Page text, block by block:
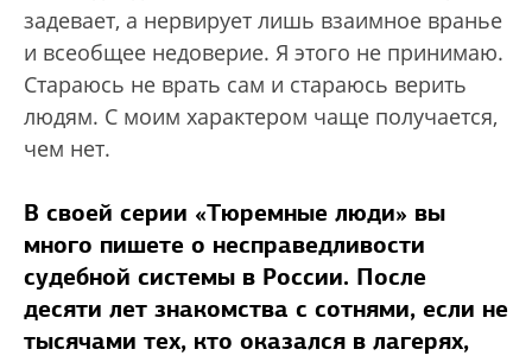
задевает, а нервирует лишь взаимное вранье
и всеобщее недоверие. Я этого не принимаю.
Стараюсь не врать сам и стараюсь верить
людям. С моим характером чаще получается,
чем нет.
В своей серии «Тюремные люди» вы
много пишете о несправедливости
судебной системы в России. После
десяти лет знакомства с сотнями, если не
тысячами тех, кто оказался в лагерях,